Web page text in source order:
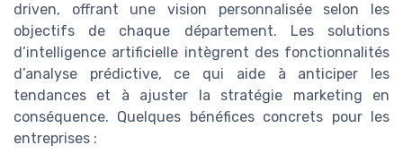
driven, offrant une vision personnalisée selon les
objectifs de chaque département. Les solutions
d’intelligence artificielle intègrent des fonctionnalités
d’analyse prédictive, ce qui aide à anticiper les
tendances et à ajuster la stratégie marketing en
conséquence. Quelques bénéfices concrets pour les
entreprises :